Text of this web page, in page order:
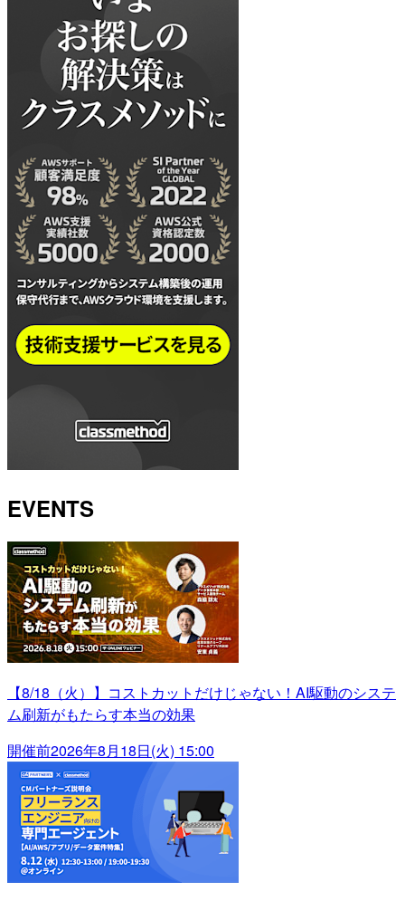
EVENTS
【8/18（火）】コストカットだけじゃない！AI駆動のシステ
ム刷新がもたらす本当の効果
開催前2026年8月18日(火) 15:00